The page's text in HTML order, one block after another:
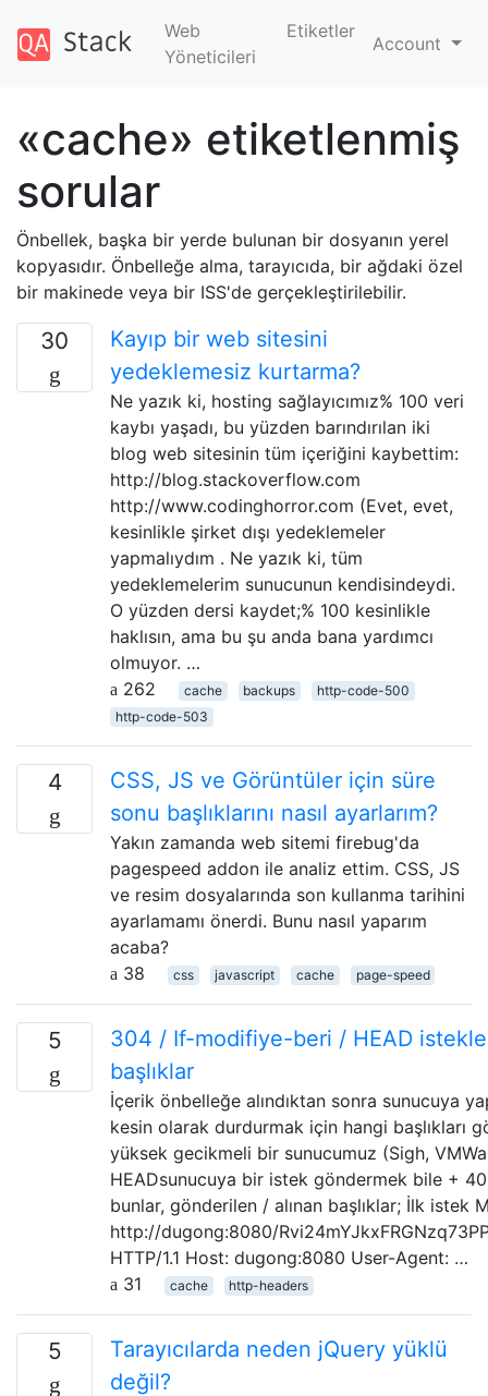
Web
Yöneticileri
Etiketler
Account
«cache» etiketlenmiş
sorular
Önbellek, başka bir yerde bulunan bir dosyanın yerel
kopyasıdır. Önbelleğe alma, tarayıcıda, bir ağdaki özel
bir makinede veya bir ISS'de gerçekleştirilebilir.
30
Kayıp bir web sitesini
yedeklemesiz kurtarma?
Ne yazık ki, hosting sağlayıcımız% 100 veri
kaybı yaşadı, bu yüzden barındırılan iki
blog web sitesinin tüm içeriğini kaybettim:
http://blog.stackoverflow.com
http://www.codinghorror.com (Evet, evet,
kesinlikle şirket dışı yedeklemeler
yapmalıydım . Ne ​​yazık ki, tüm
yedeklemelerim sunucunun kendisindeydi.
O yüzden dersi kaydet;% 100 kesinlikle
haklısın, ama bu şu anda bana yardımcı
olmuyor. …
262
cache backups
http-code-500
http-code-503
4
CSS, JS ve Görüntüler için süre
sonu başlıklarını nasıl ayarlarım?
Yakın zamanda web sitemi firebug'da
pagespeed addon ile analiz ettim. CSS, JS
ve resim dosyalarında son kullanma tarihini
ayarlamamı önerdi. Bunu nasıl yaparım
acaba?
38
css javascript cache page-speed
5
304 / If-modifiye-beri / HEAD
başlıklar
İçerik önbelleğe alındıktan sonra sunucuya
kesin olarak durdurmak için hangi başlıkları
yüksek gecikmeli bir sunucumuz (Sigh,
HEADsunucuya bir istek göndermek bile +
bunlar, gönderilen / alınan başlıklar; İlk istek
http://dugong:8080/
HTTP/1.1 Host: dugong:8080 User-Agent: …
31
cache http-headers
5
Tarayıcılarda neden jQuery yüklü
değil?